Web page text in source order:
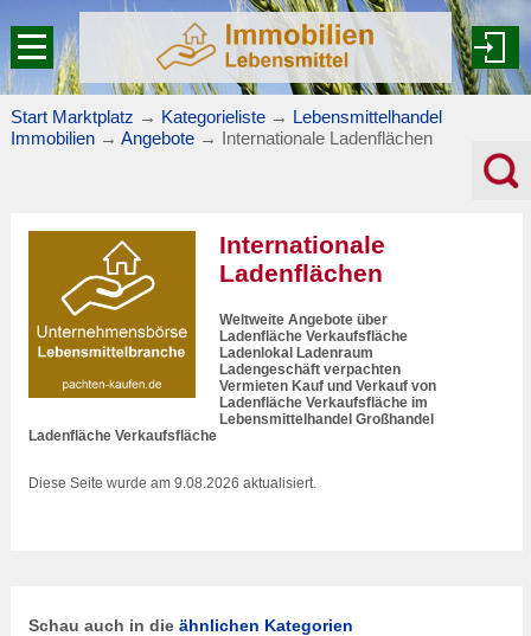
Start Marktplatz → Kategorieliste → Lebensmittelhandel
Immobilien → Angebote → Internationale Ladenflächen
Internationale
Ladenflächen
Weltweite Angebote über
Ladenfläche Verkaufsfläche
Ladenlokal Ladenraum
Ladengeschäft verpachten
Vermieten Kauf und Verkauf von
Ladenfläche Verkaufsfläche im
Lebensmittelhandel Großhandel
Ladenfläche Verkaufsfläche
Diese Seite wurde am 9.08.2026 aktualisiert.
Schau auch in die ähnlichen Kategorien